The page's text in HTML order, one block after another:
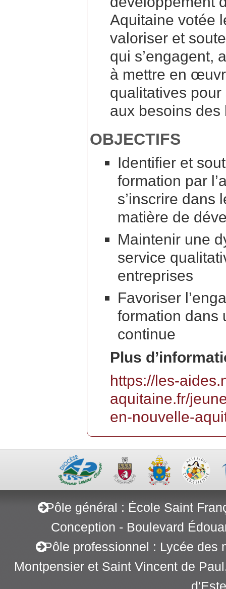
Aquitaine votée
valoriser et
qui s’engagent,
à mettre en
qualitatives pour
aux besoins
OBJECTIFS
Identifier et
formation par
s’inscrire dans
matière de
Maintenir une
service
entreprises
Favoriser
formation dans
continue
Plus
https://les-
aquitaine.fr/
en-nouvelle-
Pôle général : École Saint
Conception - Boulevard
Pôle professionnel : Lycée des
Montpensier et Saint Vincent de